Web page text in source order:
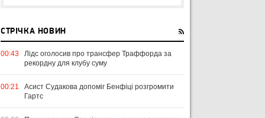
СТРІЧКА НОВИН
00:43
Лідс оголосив про трансфер Траффорда за
рекордну для клубу суму
00:21
Асист Судакова допоміг Бенфіці розгромити
Гартс